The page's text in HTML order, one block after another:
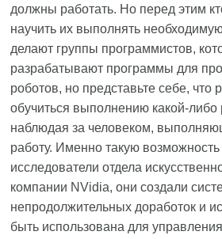
должны работать. Но перед этим
научить их выполнять
делают группы программистов,
разрабатывают программы для
роботов, но представьте себе, что
обучиться выполнению какой-либо
наблюдая за человеком,
работу. Именно такую
исследователи отдела
компании NVidia, они создали
непродолжительных доработок и
быть использована для